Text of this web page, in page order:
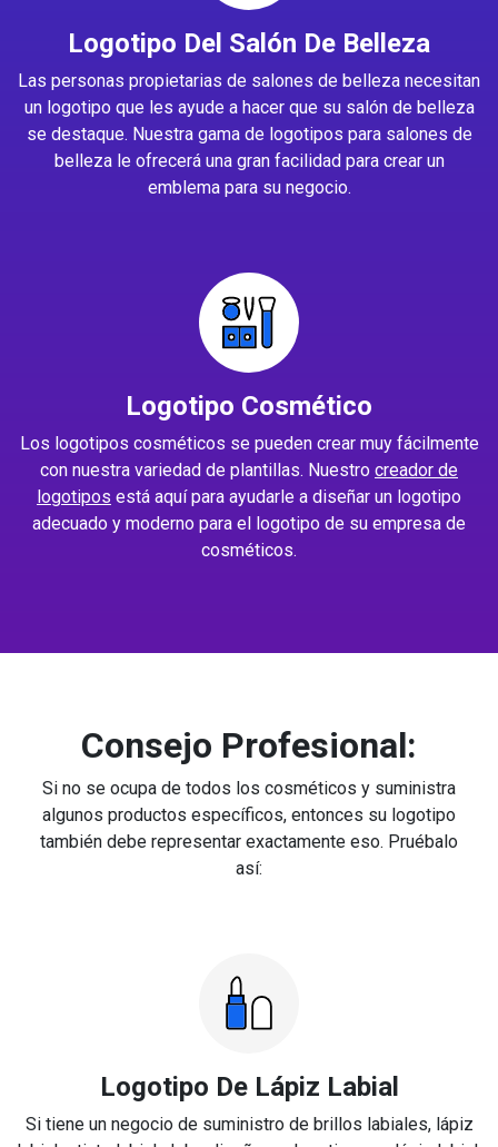
Logotipo Del Salón De Belleza
Las personas propietarias de salones de belleza necesitan
un logotipo que les ayude a hacer que su salón de belleza
se destaque. Nuestra gama de logotipos para salones de
belleza le ofrecerá una gran facilidad para crear un
emblema para su negocio.
Logotipo Cosmético
Los logotipos cosméticos se pueden crear muy fácilmente
con nuestra variedad de plantillas. Nuestro creador de
logotipos está aquí para ayudarle a diseñar un logotipo
adecuado y moderno para el logotipo de su empresa de
cosméticos.
Consejo Profesional:
Si no se ocupa de todos los cosméticos y suministra
algunos productos específicos, entonces su logotipo
también debe representar exactamente eso. Pruébalo
así:
Logotipo De Lápiz Labial
Si tiene un negocio de suministro de brillos labiales, lápiz